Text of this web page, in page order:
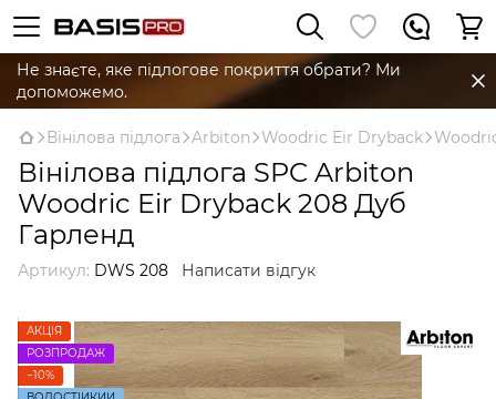
Не знаєте, яке підлогове покриття обрати? Ми
допоможемо.
Вінілова підлога Arbiton Woodric Eir Dryback
Вінілова підлога SPC Arbiton
Woodric Eir Dryback 208 Дуб
Гарленд
Артикул: DWS 208 Написати відгук
АКЦІЯ
РОЗПРОДАЖ
−10%